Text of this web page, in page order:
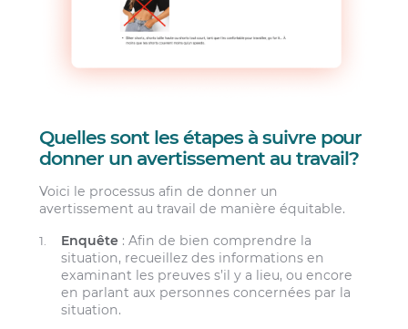
Quelles sont les étapes à suivre pour
donner un avertissement au travail?
Voici le processus afin de donner un
avertissement au travail de manière équitable.
Enquête : Afin de bien comprendre la
situation, recueillez des informations en
examinant les preuves s’il y a lieu, ou encore
en parlant aux personnes concernées par la
situation.